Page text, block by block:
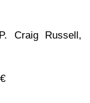
Craig Russell,